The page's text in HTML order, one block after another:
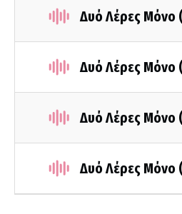
Δυό Λέρες Μόνο
Δυό Λέρες
Δυό Λέρες Μόνο
Δυό Λέρες Μόνο